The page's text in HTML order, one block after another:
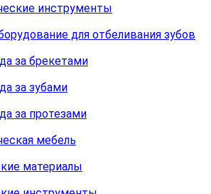
инструменты
для отбеливания зубов
за брекетами
за зубами
за протезами
мебель
материалы